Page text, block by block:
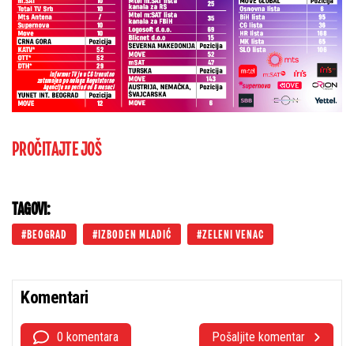
PROČITAJTE JOŠ
TAGOVI:
BEOGRAD IZBODEN MLADIĆ ZELENI VENAC
Komentari
0 komentara Pošaljite komentar